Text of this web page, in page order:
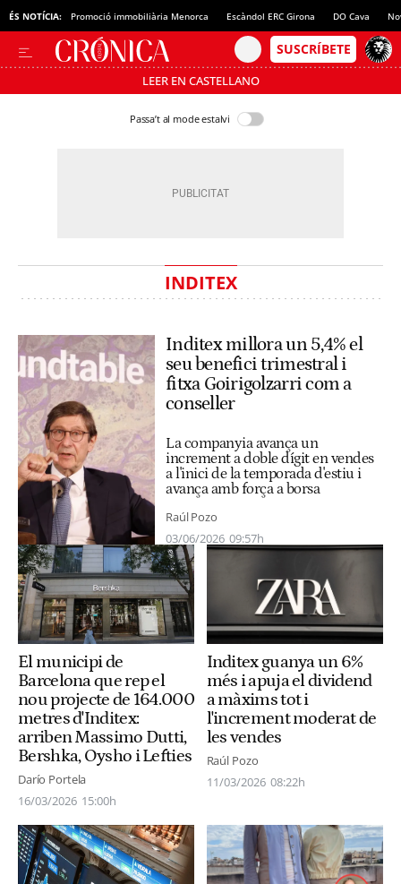
ÉS NOTÍCIA: Promoció immobiliària Menorca Escàndol ERC Girona DO Cava
LEER EN CASTELLANO
Passa’t al mode estalvi
INDITEX
Inditex millora un 5,4% el
seu benefici trimestral i
fitxa Goirigolzarri com a
conseller
La companyia avança un
increment a doble dígit en vendes
a l'inici de la temporada d'estiu i
avança amb força a borsa
Raúl Pozo
03/06/2026 09:57h
El municipi de
Barcelona que rep el
nou projecte de 164.000
metres d'Inditex:
arriben Massimo Dutti,
Bershka, Oysho i Lefties
Darío Portela
16/03/2026 15:00h
Inditex guanya un 6%
més i apuja el dividend
a màxims tot i
l'increment moderat de
les vendes
Raúl Pozo
11/03/2026 08:22h